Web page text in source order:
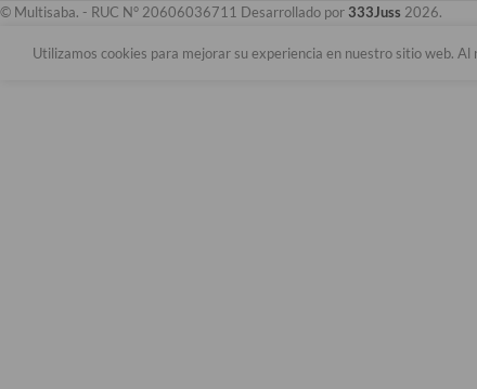
© Multisaba. - RUC N° 20606036711 Desarrollado por 333Juss 2026.
Utilizamos cookies para mejorar su experiencia en nuestro sitio web.